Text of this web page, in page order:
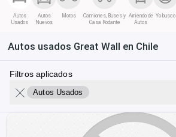
Autos
Usados
Autos
Nuevos
Motos
Camiones, Buses y
Casa Rodante
Arriendo de
Autos
Yo busco
Autos usados Great Wall en Chile
Filtros aplicados
Autos Usados